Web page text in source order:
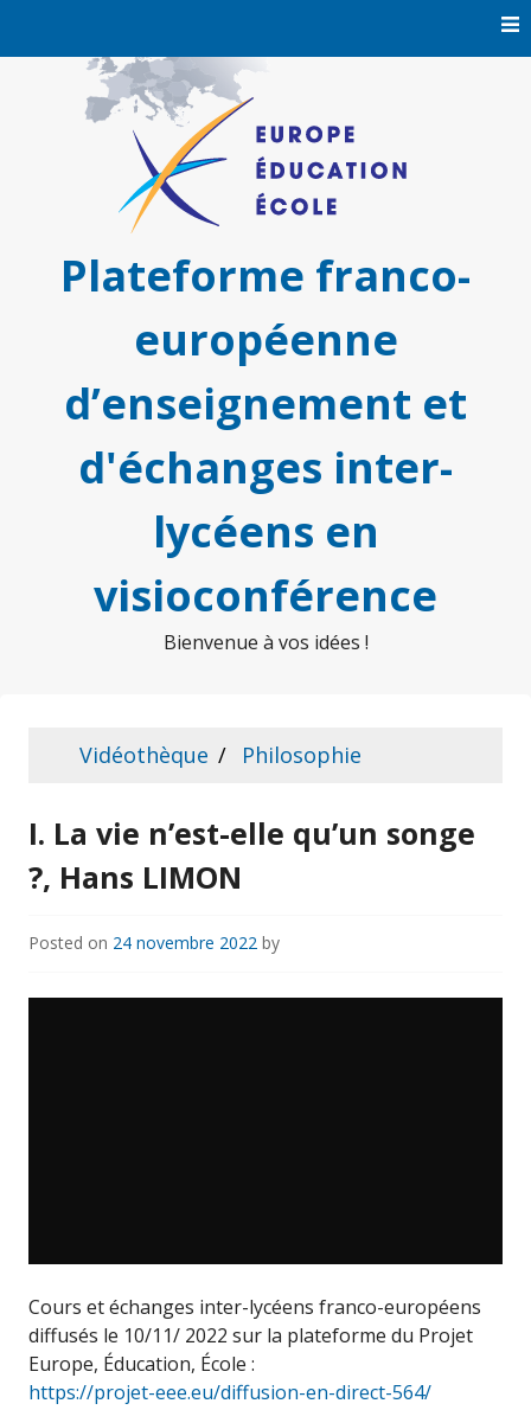
Plateforme franco-
européenne
d’enseignement et
d'échanges inter-
lycéens en
visioconférence
Bienvenue à vos idées !
Vidéothèque Philosophie
I. La vie n’est-elle qu’un songe
?, Hans LIMON
Posted on 24 novembre 2022 by
Cours et échanges inter-lycéens franco-européens
diffusés le 10/11/ 2022 sur la plateforme du Projet
Europe, Éducation, École :
https://projet-eee.eu/diffusion-en-direct-564/